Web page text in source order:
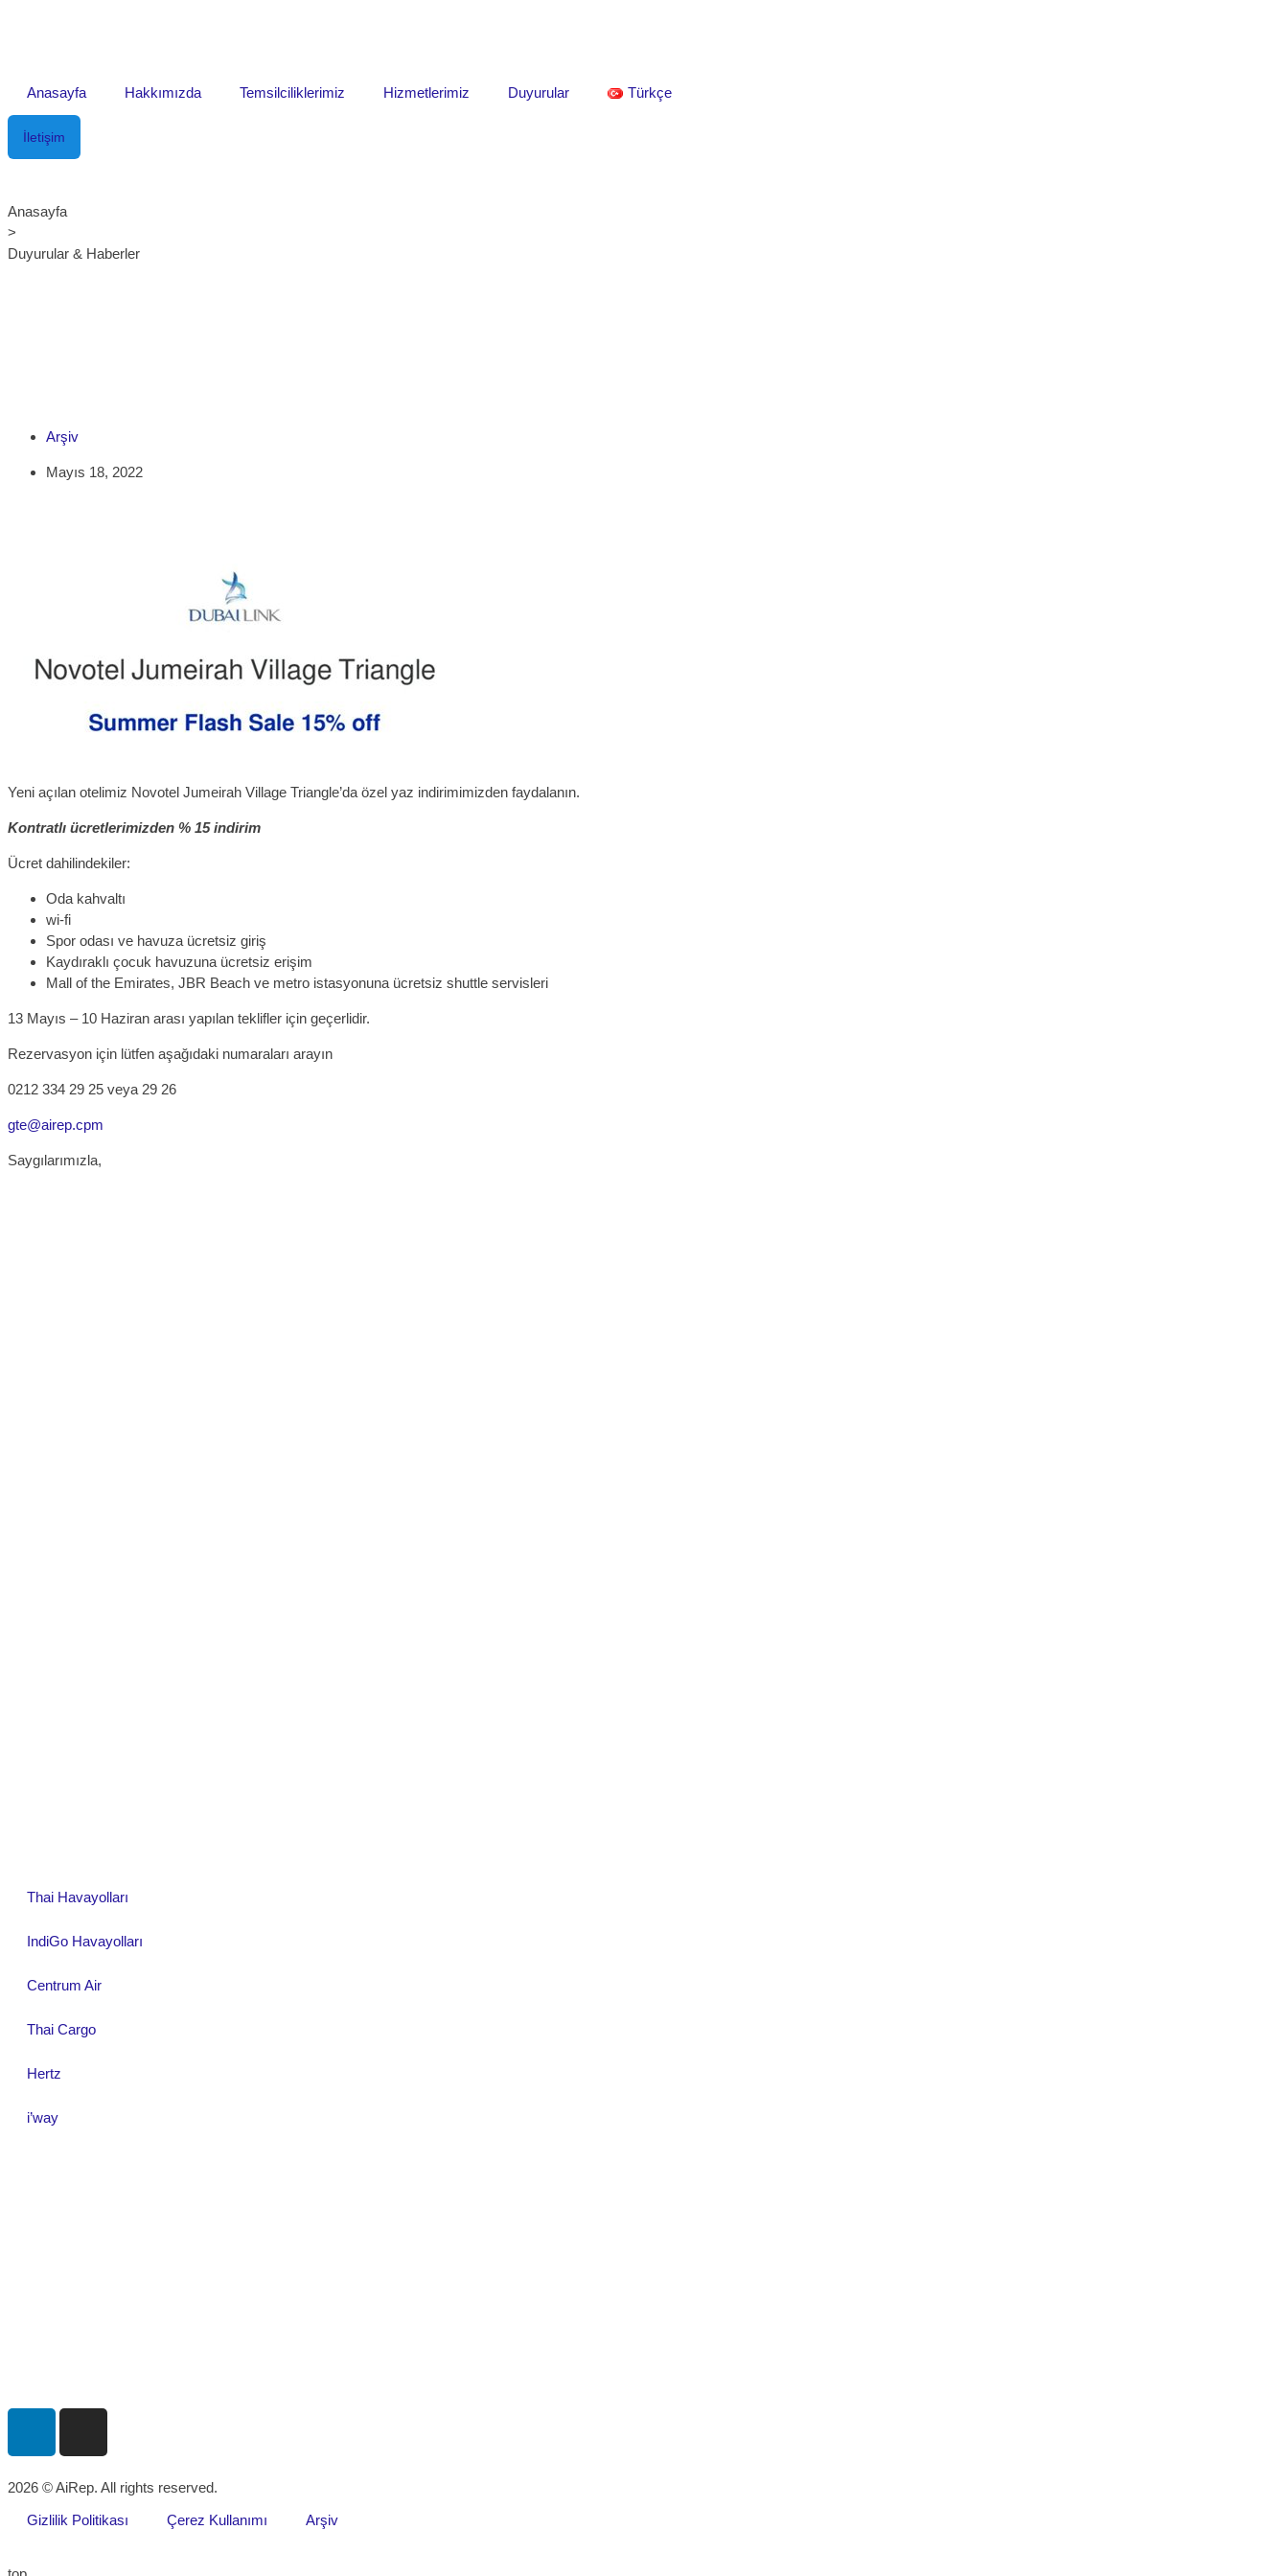
Anasayfa Hakkımızda Temsilciliklerimiz Hizmetlerimiz Duyurular Türkçe
İletişim
Anasayfa
>
Duyurular & Haberler
Arşiv
Mayıs 18, 2022
Yeni açılan otelimiz Novotel Jumeirah Village Triangle’da özel yaz indirimimizden faydalanın.
Kontratlı ücretlerimizden % 15 indirim
Ücret dahilindekiler:
Oda kahvaltı
wi-fi
Spor odası ve havuza ücretsiz giriş
Kaydıraklı çocuk havuzuna ücretsiz erişim
Mall of the Emirates, JBR Beach ve metro istasyonuna ücretsiz shuttle servisleri
13 Mayıs – 10 Haziran arası yapılan teklifler için geçerlidir.
Rezervasyon için lütfen aşağıdaki numaraları arayın
0212 334 29 25 veya 29 26
gte@airep.cpm
Saygılarımızla,
Thai Havayolları
IndiGo Havayolları
Centrum Air
Thai Cargo
Hertz
i’way
2026 © AiRep. All rights reserved.
Gizlilik Politikası
Çerez Kullanımı Arşiv